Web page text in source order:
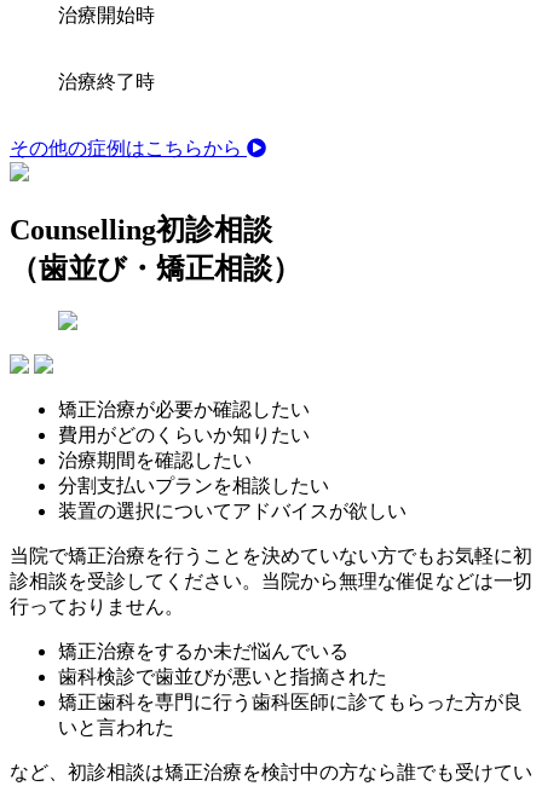
治療開始時
治療終了時
その他の症例はこちらから
Counselling初診相談
（歯並び・矯正相談）
矯正治療が必要か確認したい
費用がどのくらいか知りたい
治療期間を確認したい
分割支払いプランを相談したい
装置の選択についてアドバイスが欲しい
当院で矯正治療を行うことを決めていない方でもお気軽に初
診相談を受診してください。当院から無理な催促などは一切
行っておりません。
矯正治療をするか未だ悩んでいる
歯科検診で歯並びが悪いと指摘された
矯正歯科を専門に行う歯科医師に診てもらった方が良
いと言われた
など、初診相談は矯正治療を検討中の方なら誰でも受けてい